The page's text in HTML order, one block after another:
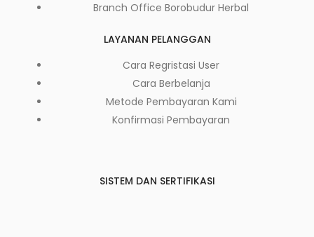
Branch Office Borobudur Herbal
LAYANAN PELANGGAN
Cara Regristasi User
Cara Berbelanja
Metode Pembayaran Kami
Konfirmasi Pembayaran
SISTEM DAN SERTIFIKASI